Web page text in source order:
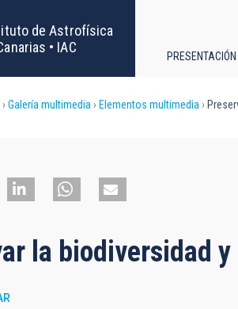
de Astrofísica
• IAC
PRESENTACIÓN
Galería multimedia Elementos multimedia
la biodiversidad